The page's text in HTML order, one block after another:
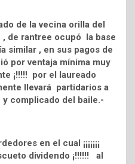
de la vecina orilla del
de rantree ocupó la base
similar , en sus pagos de
por ventaja mínima muy
¡!!!!! por el laureado
llevará partidarios a
complicado del baile.-
en el cual ¡¡¡¡¡¡¡
dividendo ¡!!!!!! al